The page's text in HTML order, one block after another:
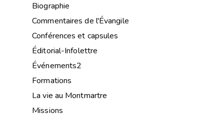
Biographie
Commentaires de l'Évangile
Conférences et capsules
Éditorial-Infolettre
Événements2
Formations
La vie au Montmartre
Missions